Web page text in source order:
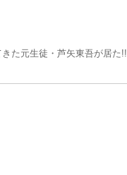
た元生徒・芦矢東吾が居た!!